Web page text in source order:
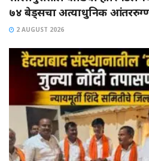
७४ बेड्सचा अत्याधुनिक आंतररुग्ण
2 AUGUST 2026